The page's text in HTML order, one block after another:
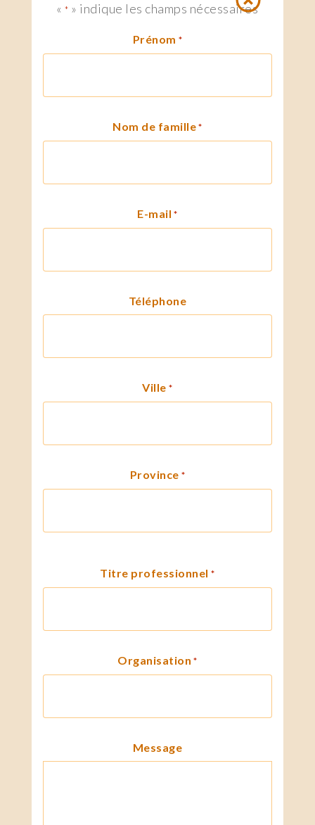
«* » indique les champs nécessaires
Prénom *
Nom de famille *
E-mail *
Téléphone
Ville *
Province *
Titre professionnel *
Organisation *
Message